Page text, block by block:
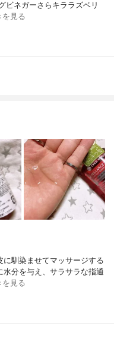
ビネガーさらキララズベリ
を見る
馴染ませてマッサージする
水分を与え、サラサラな指通
を見る